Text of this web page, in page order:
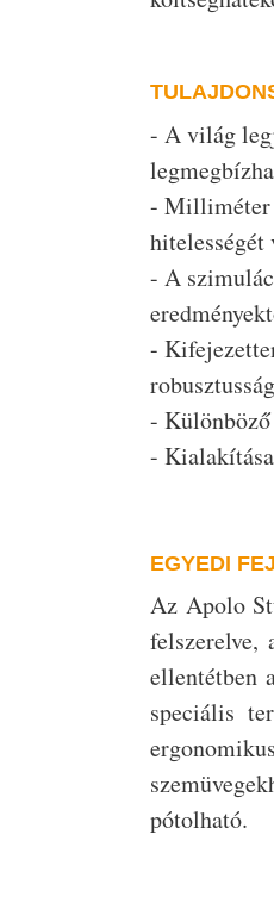
- A világ
- Milliméter
- A
-
-
-
EGYEDI
Az Apolo
ellentétben
speciális
pótolható.